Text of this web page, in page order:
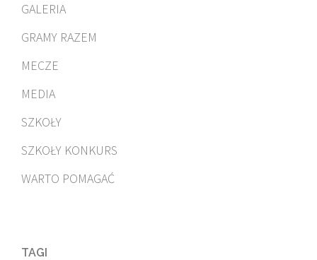
GALERIA
GRAMY RAZEM
MECZE
MEDIA
SZKOŁY
SZKOŁY KONKURS
WARTO POMAGAĆ
TAGI